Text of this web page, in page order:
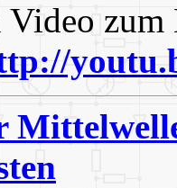
Video